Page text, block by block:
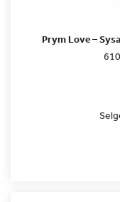
Prym Love –